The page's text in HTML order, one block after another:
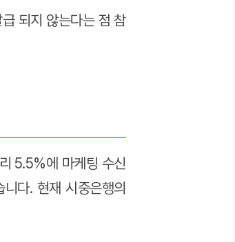
되지 않는다는 점 참
5.5%에 마케팅 수신
다. 현재 시중은행의